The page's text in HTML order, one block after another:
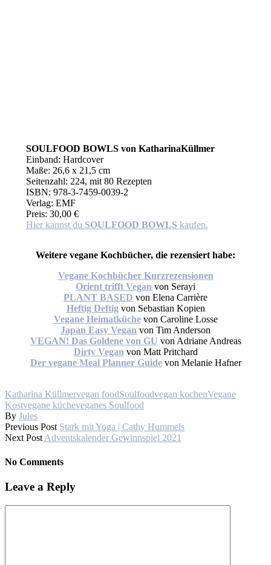
SOULFOOD BOWLS von KatharinaKüllmer
Einband: Hardcover
Maße: 26,6 x 21,5 cm
Seitenzahl: 224, mit 80 Rezepten
ISBN: 978-3-7459-0039-2
Verlag: EMF
Preis: 30,00 €
Hier kannst du SOULFOOD BOWLS kaufen.
Weitere vegane Kochbücher, die rezensiert habe:
Vegane Kochbücher Kurzrezensionen
Orient trifft Vegan von Serayi
PLANT BASED von Elena Carrière
Heftig Deftigvon Sebastian Kopien
Vegane Heimatküchevon Caroline Losse
Japan Easy Vegan von Tim Anderson
VEGAN! Das Goldene von GU von Adriane Andreas
Dirty Veganvon Matt Pritchard
Der vegane Meal Planner Guide von Melanie Hafner
Katharina Küllmervegan foodSoulfoodvegan kochenVegane
Kostvegane kücheveganes Soulfood
By Jules
Previous Post Stark mit Yoga | Cathy Hummels
Next PostAdventskalender Gewinnspiel 2021
No Comments
Leave a Reply